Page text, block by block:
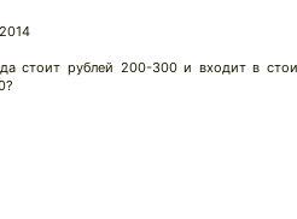
стоит рублей 200-300 и входит в